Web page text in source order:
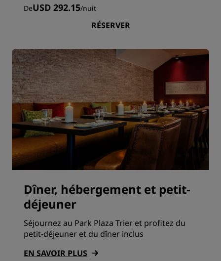
DeUSD 292.15/nuit
RÉSERVER
Dîner, hébergement et petit-
déjeuner
Séjournez au Park Plaza Trier et profitez du
petit-déjeuner et du dîner inclus
EN SAVOIR PLUS